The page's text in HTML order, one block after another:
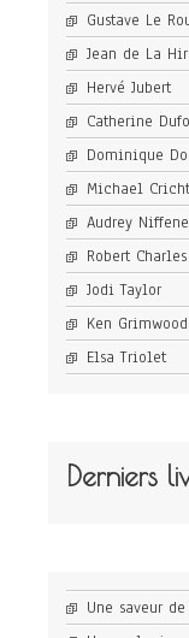
Gustave Le
Jean de La
Hervé Jubert
Catherine
Dominique
Michael
Audrey
Robert
Jodi Taylor
Ken Grimwood
Elsa Triolet
Derniers
Une saveur